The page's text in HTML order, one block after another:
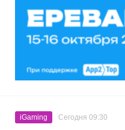
iGaming Сегодня 09:30